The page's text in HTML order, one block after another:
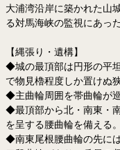
大浦湾沿岸に築かれた山
る対馬海峡の監視にあっ
【縄張り・遺構】
◆城の最頂部は円形の平
で物見櫓程度しか置けぬ
◆主曲輪周囲を帯曲輪が
◆最頂部から北・南東・
を呈する腰曲輪を備える
◆南東尾根腰曲輪の先に